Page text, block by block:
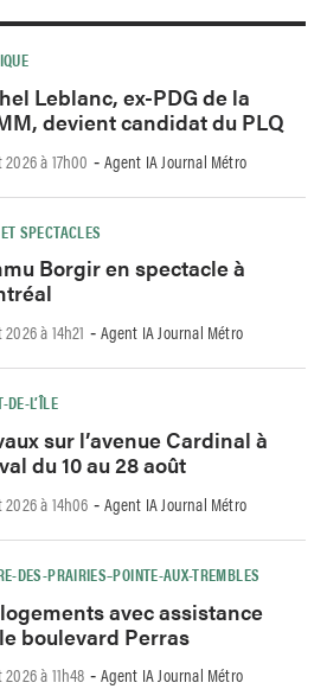
Leblanc, ex-PDG de la
devient candidat du PLQ
à 17h00 - Agent IA Journal Métro
SPECTACLES
Borgir en spectacle à
à 14h21 - Agent IA Journal Métro
DE-L’ÎLE
sur l’avenue Cardinal à
du 10 au 28 août
à 14h06 - Agent IA Journal Métro
DES-PRAIRIES–POINTE-AUX-TREMBLES
avec assistance
boulevard Perras
à 11h48 - Agent IA Journal Métro